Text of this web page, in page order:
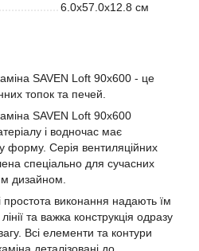
6.0x57.0x12.8 см
SAVEN Loft 90х600 - це
топок та печей.
SAVEN Loft 90х600
і водночас має
форму. Серія вентиляційних
спеціально для сучасних
дизайном.
простота виконання надають їм
та важка конструкція одразу
Всі елементи та контури